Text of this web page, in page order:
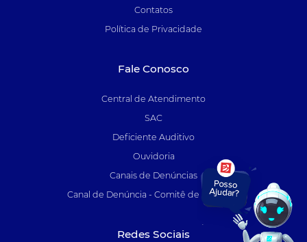
Contatos
Política de Privacidade
Fale Conosco
Central de Atendimento
SAC
Deficiente Auditivo
Ouvidoria
Canais de Denúncias
Canal de Denúncia - Comitê de Auditoria
Redes Sociais